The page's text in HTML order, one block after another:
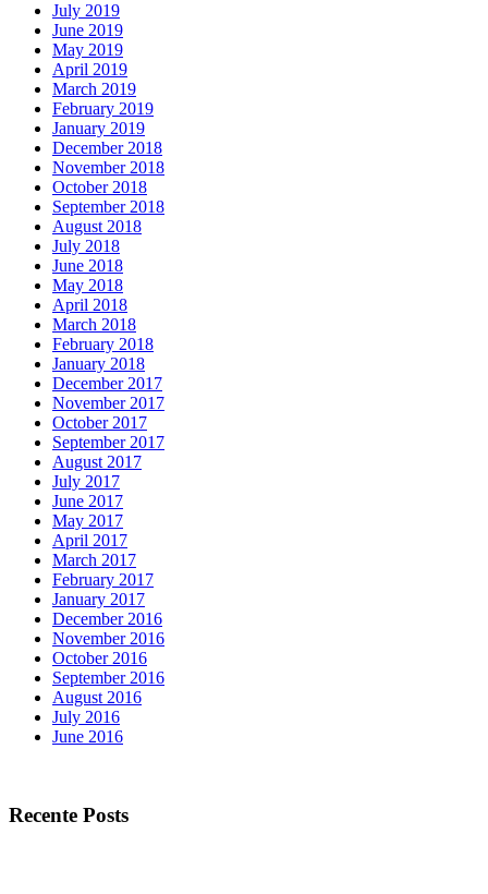
July 2019
June 2019
May 2019
April 2019
March 2019
February 2019
January 2019
December 2018
November 2018
October 2018
September 2018
August 2018
July 2018
June 2018
May 2018
April 2018
March 2018
February 2018
January 2018
December 2017
November 2017
October 2017
September 2017
August 2017
July 2017
June 2017
May 2017
April 2017
March 2017
February 2017
January 2017
December 2016
November 2016
October 2016
September 2016
August 2016
July 2016
June 2016
Recente Posts